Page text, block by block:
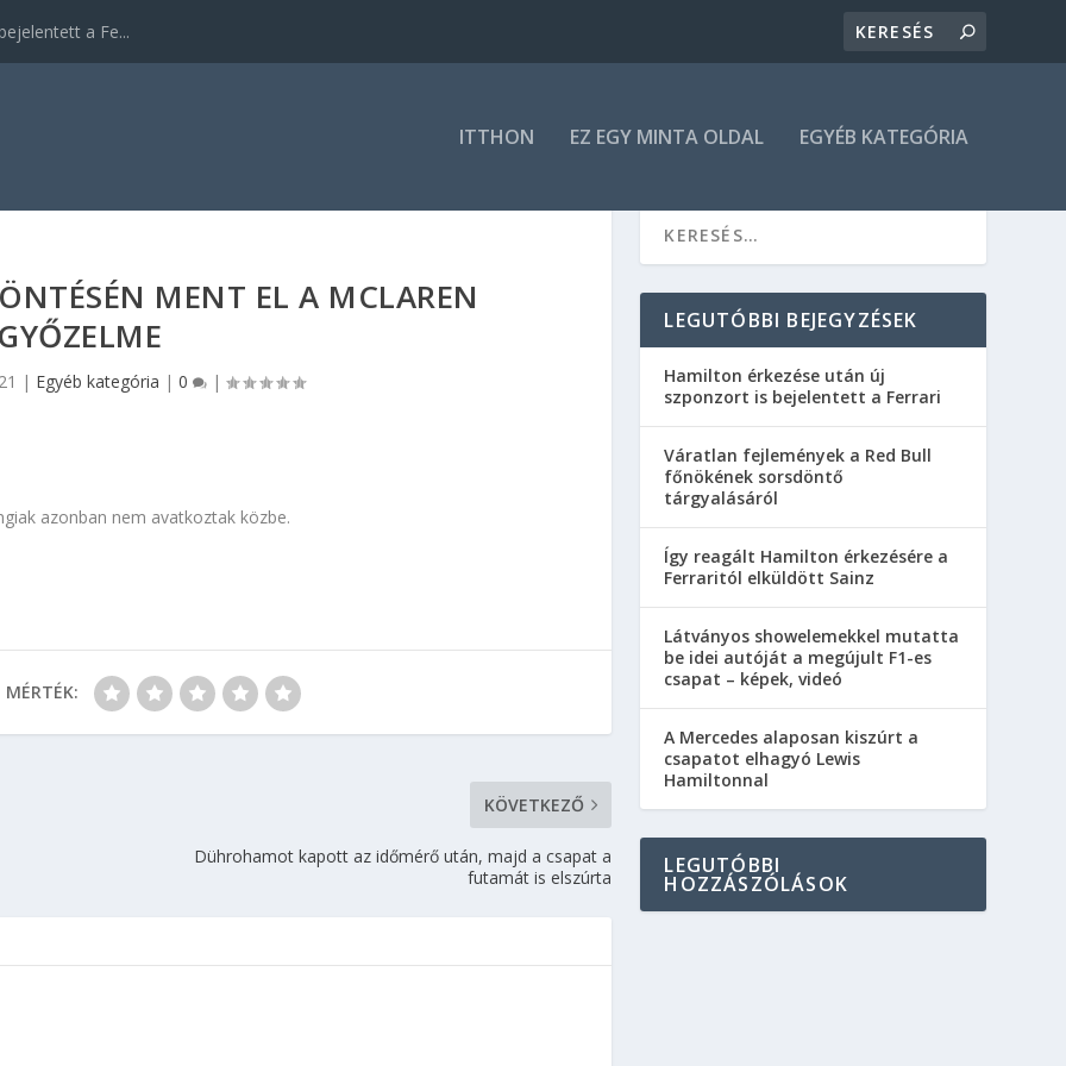
a Fe...
ITTHON EZ EGY MINTA OLDAL EGYÉB KATEGÓRIA
MENT EL A MCLAREN
| Egyéb kategória | 0 |
azonban nem avatkoztak közbe.
MÉRTÉK:
KÖVETKEZŐ
Dührohamot kapott az időmérő után, majd a csapat a
futamát is elszúrta
LEGUTÓBBI BEJEGYZÉSEK
Hamilton érkezése után új
szponzort is bejelentett a Ferrari
Váratlan fejlemények a Red Bull
főnökének sorsdöntő
tárgyalásáról
Így reagált Hamilton érkezésére a
Ferraritól elküldött Sainz
Látványos showelemekkel mutatta
be idei autóját a megújult F1-es
csapat – képek, videó
A Mercedes alaposan kiszúrt a
csapatot elhagyó Lewis
Hamiltonnal
LEGUTÓBBI
HOZZÁSZÓLÁSOK